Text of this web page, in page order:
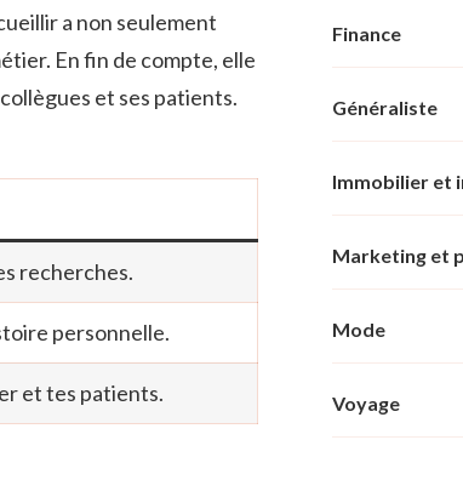
a non seulement
En fin de compte, elle
et ses patients.
recherches.
personnelle.
et tes patients.
Finance
Généraliste
Immobilier et
Marketing et
Mode
Voyage